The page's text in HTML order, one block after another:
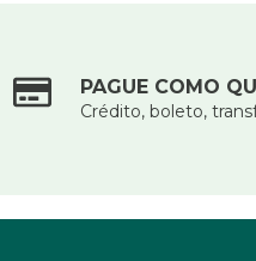
PAGUE COMO
Crédito, boleto,